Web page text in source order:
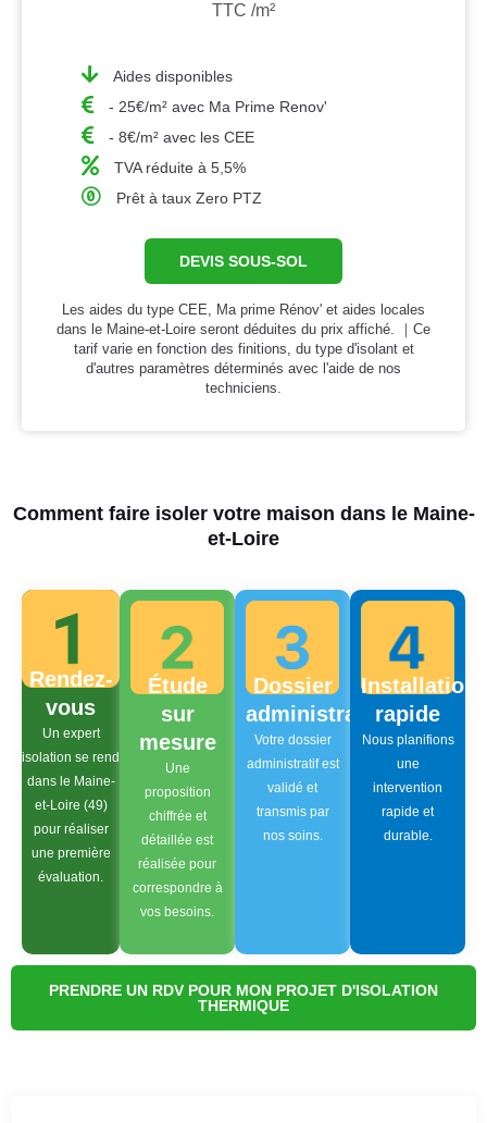
TTC /m²
Aides disponibles
- 25€/m² avec Ma Prime Renov'
- 8€/m² avec les CEE
TVA réduite à 5,5%
Prêt à taux Zero PTZ
DEVIS SOUS-SOL
Les aides du type CEE, Ma prime Rénov' et aides locales
dans le Maine-et-Loire seront déduites du prix affiché. ｜Ce
tarif varie en fonction des finitions, du type d'isolant et
d'autres paramètres déterminés avec l'aide de nos
techniciens.
Comment faire isoler votre maison dans le Maine-
et-Loire
Rendez-
vous
Un expert
isolation se rend
dans le Maine-
et-Loire (49)
pour réaliser
une première
évaluation.
Étude
sur
mesure
Une
proposition
chiffrée et
détaillée est
réalisée pour
correspondre à
vos besoins.
Dossier
administratif
Votre dossier
administratif est
validé et
transmis par
nos soins.
Installation
rapide
Nous planifions
une
intervention
rapide et
durable.
PRENDRE UN RDV POUR MON PROJET D'ISOLATION
THERMIQUE